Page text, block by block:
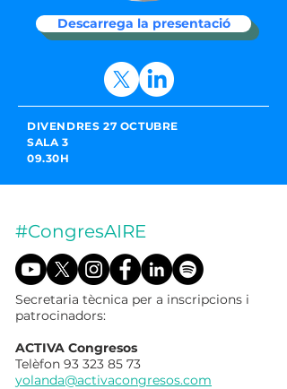
Descarrega la presentació
DIVENDRES 27 OCTUBRE
SALA 3
09.30H
#CongresAIRE
Secretaria tècnica per a inscripcions i
patrocinadors:
ACTIVA Congresos
Telèfon 93 323 85 73
yolanda@activacongresos.com